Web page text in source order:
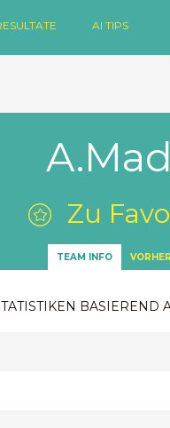
AI TIPS
Zu
TEAM INFO
BASIEREND